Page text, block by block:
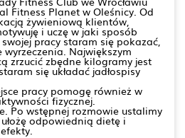
Fitness Planet w Oleśnicy. Od
żywieniową klientów,
i uczę w jaki sposób
pracy staram się pokazać,
Największym
zrzucić zbędne kilogramy jest
się układać jadłospisy
pracy pomogę również w
fizycznej.
Po wstępnej rozmowie ustalimy
odpowiednią dietę i